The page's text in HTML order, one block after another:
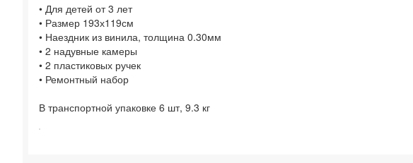
• Для детей от 3 лет
• Размер 193х119см
• Наездник из винила, толщина 0.30мм
• 2 надувные камеры
• 2 пластиковых ручек
• Ремонтный набор
В транспортной упаковке 6 шт, 9.3 кг